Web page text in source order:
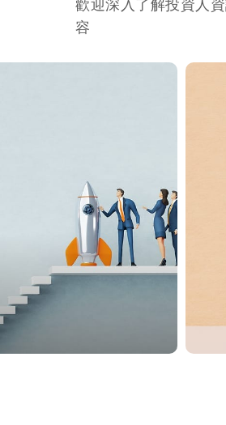
歡迎深入了解投資人
容